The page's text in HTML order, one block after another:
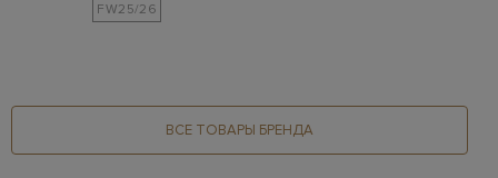
FW25/26
ВСЕ ТОВАРЫ БРЕНДА